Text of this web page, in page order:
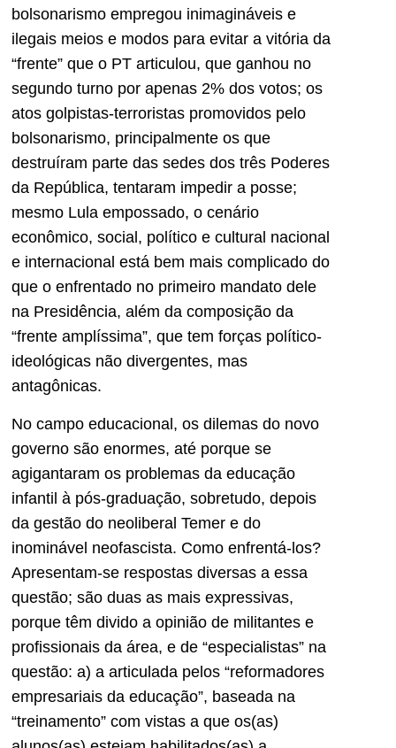
bolsonarismo empregou inimagináveis e
ilegais meios e modos para evitar a vitória da
“frente” que o PT articulou, que ganhou no
segundo turno por apenas 2% dos votos; os
atos golpistas-terroristas promovidos pelo
bolsonarismo, principalmente os que
destruíram parte das sedes dos três Poderes
da República, tentaram impedir a posse;
mesmo Lula empossado, o cenário
econômico, social, político e cultural nacional
e internacional está bem mais complicado do
que o enfrentado no primeiro mandato dele
na Presidência, além da composição da
“frente amplíssima”, que tem forças político-
ideológicas não divergentes, mas
antagônicas.
No campo educacional, os dilemas do novo
governo são enormes, até porque se
agigantaram os problemas da educação
infantil à pós-graduação, sobretudo, depois
da gestão do neoliberal Temer e do
inominável neofascista. Como enfrentá-los?
Apresentam-se respostas diversas a essa
questão; são duas as mais expressivas,
porque têm divido a opinião de militantes e
profissionais da área, e de “especialistas” na
questão: a) a articulada pelos “reformadores
empresariais da educação”, baseada na
“treinamento” com vistas a que os(as)